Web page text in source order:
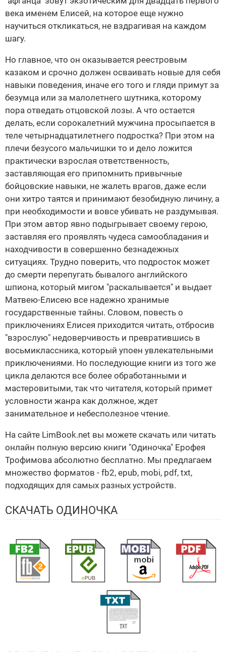
века именем Елисей, на которое еще нужно
научиться откликаться, не вздрагивая на каждом
шагу.
Но главное, что он оказывается реестровым
казаком и срочно должен осваивать новые для себя
навыки поведения, иначе его того и гляди примут за
безумца или за малолетнего шутника, которому
пора отведать отцовской лозы. А что остается
делать, если сорокалетний мужчина просыпается в
теле четырнадцатилетнего подростка? При этом на
плечи безусого мальчишки то и дело ложится
практически взрослая ответственность,
заставляющая его припомнить привычные
бойцовские навыки, не жалеть врагов, даже если
они хитро таятся и принимают безобидную личину, а
при необходимости и вовсе убивать не раздумывая.
При этом автор явно подыгрывает своему герою,
заставляя его проявлять чудеса самообладания и
находчивости в совершенно безнадежных
ситуациях. Трудно поверить, что подросток может
до смерти перепугать бывалого английского
шпиона, который мигом "раскалывается" и выдает
Матвею-Елисею все надежно хранимые
государственные тайны. Словом, повесть о
приключениях Елисея приходится читать, отбросив
"взрослую" недоверчивость и превратившись в
восьмиклассника, который упоен увлекательными
приключениями. Но последующие книги из того же
цикла делаются все более обработанными и
мастеровитыми, так что читателя, который примет
условности жанра как должное, ждет
занимательное и небесполезное чтение.
На сайте LimBook.net вы можете скачать или читать
онлайн полную версию книги "Одиночка" Ерофея
Трофимова абсолютно бесплатно. Мы предлагаем
множество форматов - fb2, epub, mobi, pdf, txt,
подходящих для самых разных устройств.
СКАЧАТЬ ОДИНОЧКА